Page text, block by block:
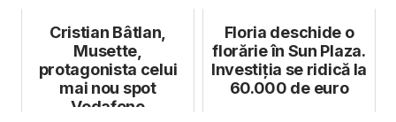
Cristian Bâtlan,
Musette,
protagonista celui
mai nou spot
Vodafone
Floria deschide o
florărie în Sun Plaza.
Investiția se ridică la
60.000 de euro